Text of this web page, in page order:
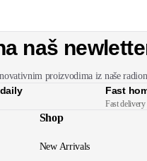
naš
proizvodima iz naše
Fast
Fast delivery
Shop
New Arrivals